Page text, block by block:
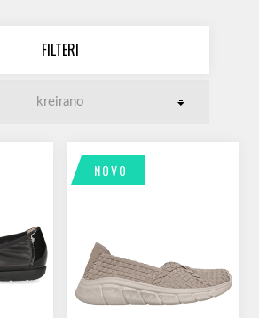
FILTERI
NOVO